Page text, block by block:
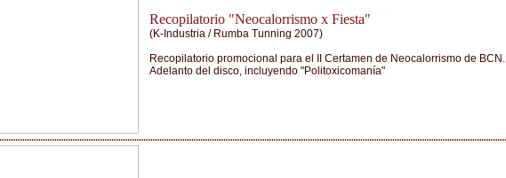
Recopilatorio "Neocalorrismo x Fiesta"
(K-Industria / Rumba Tunning 2007)
Recopilatorio promocional para el II Certamen de Neocalorrismo de BCN.
Adelanto del disco, incluyendo "Politoxicomanía"